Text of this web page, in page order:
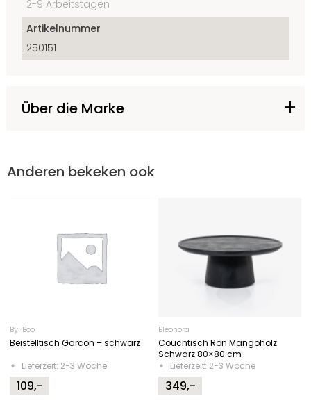
2-9 Arbeitstagen
Artikelnummer
250151
Über die Marke
Anderen bekeken ook
By-Boo
Beistelltisch Garcon – schwarz
Lieferzeit: 2-3 Woche
109,-
Eleonora
Couchtisch Ron Mangoholz
Schwarz 80×80 cm
Lieferzeit: 2-3 Woche
349,-